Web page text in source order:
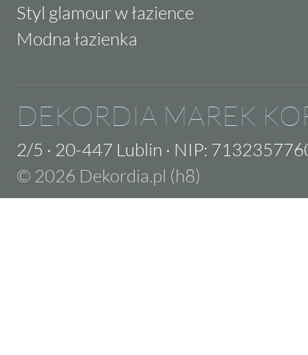
Styl glamour w łazience
Modna łazienka
DEKORDIA MAREK
2/5 · 20-447 Lublin · NIP:
© 2026 Dekordia.pl (h8)